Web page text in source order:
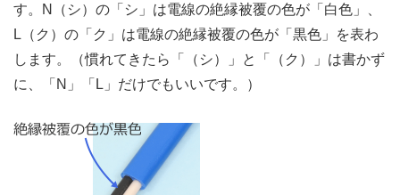
す。N（シ）の「シ」は電線の絶縁被覆の色が「白色」、
L（ク）の「ク」は電線の絶縁被覆の色が「黒色」を表わ
します。（慣れてきたら「（シ）」と「（ク）」は書かず
に、「N」「L」だけでもいいです。）